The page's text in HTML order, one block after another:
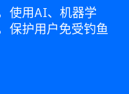
使用AI、机器学
保护用户免受钓鱼